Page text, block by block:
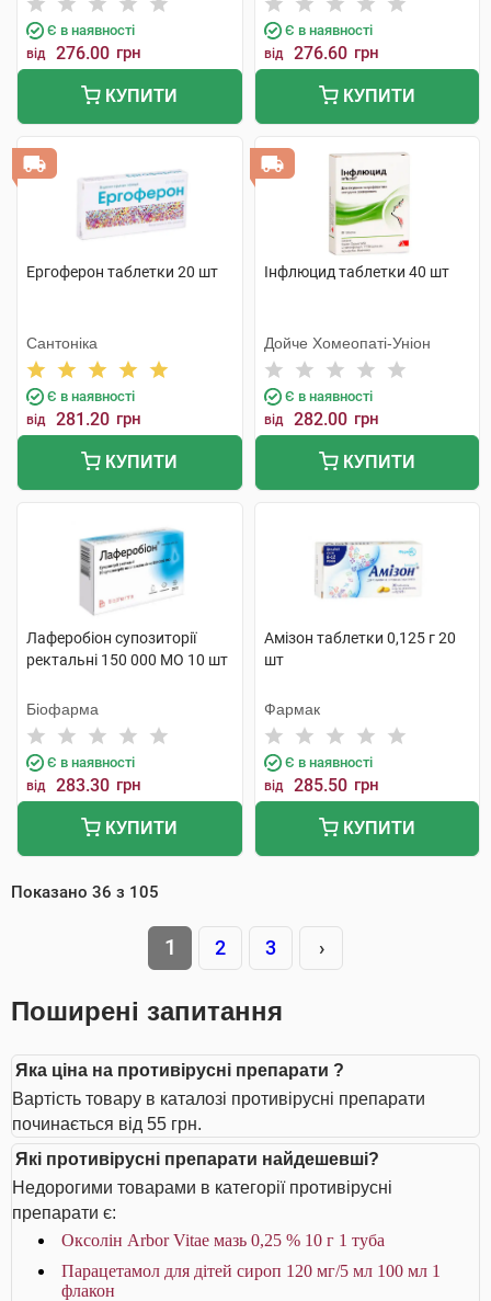
Є в наявності
від 276.00 грн
КУПИТИ
Є в наявності
від 276.60 грн
КУПИТИ
Ергоферон таблетки 20 шт
Сантоніка
Є в наявності
від 281.20 грн
КУПИТИ
Інфлюцид таблетки 40 шт
Дойче Хомеопаті-Уніон
Є в наявності
від 282.00 грн
КУПИТИ
Лаферобіон супозиторії
ректальні 150 000 МО 10 шт
Біофарма
Є в наявності
від 283.30 грн
КУПИТИ
Амізон таблетки 0,125 г 20
шт
Фармак
Є в наявності
від 285.50 грн
КУПИТИ
Показано 36 з 105
1 2 3 ›
Поширені запитання
Яка ціна на противірусні препарати ?
Вартість товару в каталозі противірусні препарати
починається від 55 грн.
Які противірусні препарати найдешевші?
Недорогими товарами в категорії противірусні
препарати є:
Оксолін Arbor Vitae мазь 0,25 % 10 г 1 туба
Парацетамол для дітей сироп 120 мг/5 мл 100 мл 1
флакон